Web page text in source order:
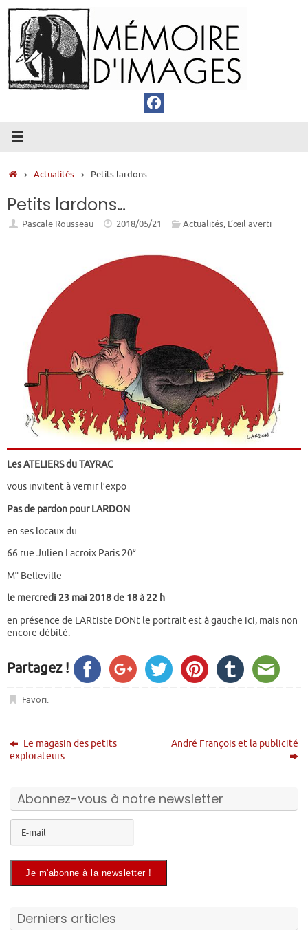
Passer
au
contenu
Accueil
Actualités Petits lardons…
Petits lardons…
Pascale Rousseau 2018/05/21 Actualités, L’œil averti
Les ATELIERS du TAYRAC
vous invitent à vernir l′expo
Pas de pardon pour LARDON
en ses locaux du
66 rue Julien Lacroix Paris 20°
M° Belleville
le mercredi 23 mai 2018 de 18 à 22 h
en présence de LARtiste DONt le portrait est à gauche ici, mais non
encore débité.
Partagez !
Favori.
Le magasin des petits
explorateurs
André François et la publicité
Abonnez-vous à notre newsletter
Derniers articles